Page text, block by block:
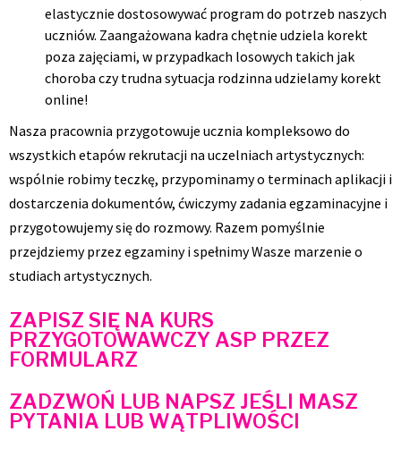
elastycznie dostosowywać program do potrzeb naszych
uczniów. Zaangażowana kadra chętnie udziela korekt
poza zajęciami, w przypadkach losowych takich jak
choroba czy trudna sytuacja rodzinna udzielamy korekt
online!
Nasza pracownia przygotowuje ucznia kompleksowo do
wszystkich etapów rekrutacji na uczelniach artystycznych:
wspólnie robimy teczkę, przypominamy o terminach aplikacji i
dostarczenia dokumentów, ćwiczymy zadania egzaminacyjne i
przygotowujemy się do rozmowy. Razem pomyślnie
przejdziemy przez egzaminy i spełnimy Wasze marzenie o
studiach artystycznych.
ZAPISZ SIĘ NA KURS
PRZYGOTOWAWCZY ASP PRZEZ
FORMULARZ
ZADZWOŃ LUB NAPSZ JEŚLI MASZ
PYTANIA LUB WĄTPLIWOŚCI